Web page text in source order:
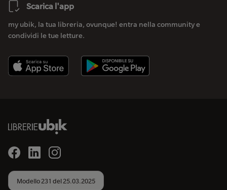
Scarica l'app
my ubik, la tua libreria, ovunque! entra nella community e
condividi le tue letture.
Modello 231 del 25.03.2025